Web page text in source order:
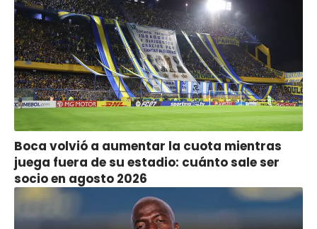
Boca volvió a aumentar la cuota mientras
juega fuera de su estadio: cuánto sale ser
socio en agosto 2026